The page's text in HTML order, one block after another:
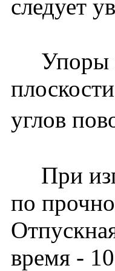
следует
Упоры
углов
При
по
время -